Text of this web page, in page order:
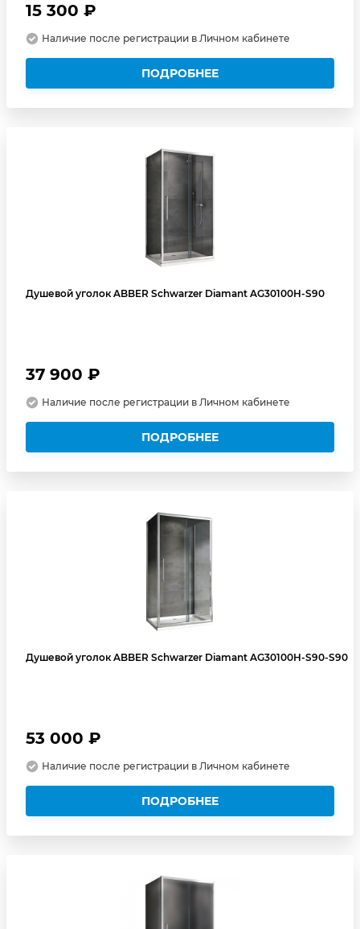
15 300 ₽
Наличие после регистрации в Личном кабинете
ПОДРОБНЕЕ
Душевой уголок ABBER Schwarzer Diamant AG30100H-S90
37 900 ₽
Наличие после регистрации в Личном кабинете
ПОДРОБНЕЕ
Душевой уголок ABBER Schwarzer Diamant AG30100H-S90-S90
53 000 ₽
Наличие после регистрации в Личном кабинете
ПОДРОБНЕЕ